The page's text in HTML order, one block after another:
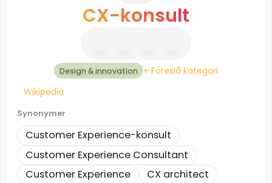
CX-konsult
Design & innovation + Föreslå kategori
Wikipedia
Synonymer
Customer Experience-konsult
Customer Experience Consultant
Customer Experience
CX architect